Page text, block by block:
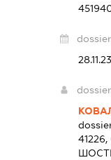
28.11.23